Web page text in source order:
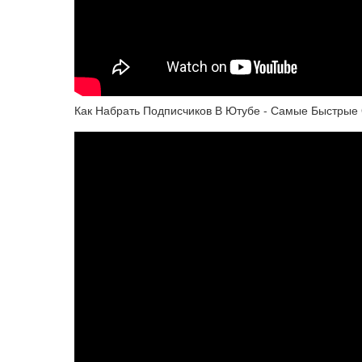
Как Набрать Подписчиков В Ютубе - Самые